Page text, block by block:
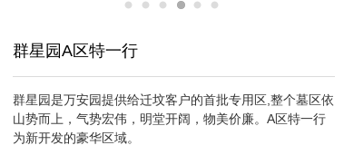
群星园A区特一行
群星园是万安园提供给迁坟客户的首批专用区,整个墓区依
山势而上，气势宏伟，明堂开阔，物美价廉。A区特一行
为新开发的豪华区域。